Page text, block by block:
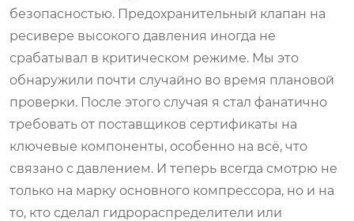
безопасностью. Предохранительный клапан на
ресивере высокого давления иногда не
срабатывал в критическом режиме. Мы это
обнаружили почти случайно во время плановой
проверки. После этого случая я стал фанатично
требовать от поставщиков сертификаты на
ключевые компоненты, особенно на всё, что
связано с давлением. И теперь всегда смотрю не
только на марку основного компрессора, но и на
то, кто сделал гидрораспределители или